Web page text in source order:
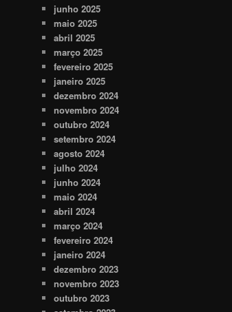
junho 2025
maio 2025
abril 2025
março 2025
fevereiro 2025
janeiro 2025
dezembro 2024
novembro 2024
outubro 2024
setembro 2024
agosto 2024
julho 2024
junho 2024
maio 2024
abril 2024
março 2024
fevereiro 2024
janeiro 2024
dezembro 2023
novembro 2023
outubro 2023